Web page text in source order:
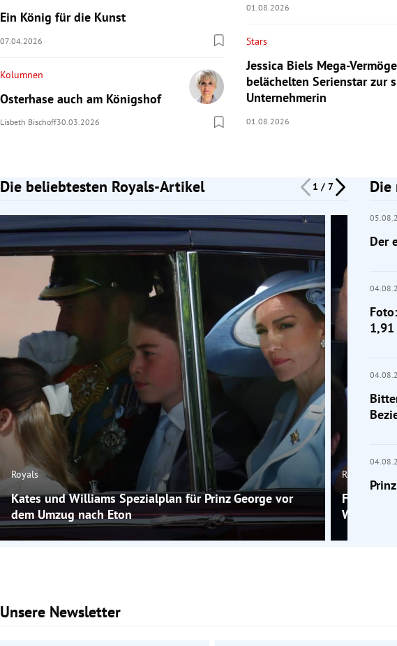
Ein König für die Kunst
07.04.2026
Kolumnen
Osterhase auch am Königshof
Lisbeth Bischoff30.03.2026
01.08.2026
Stars
Jessica Biels Mega-
belächelten Serienstar zur
Unternehmerin
01.08.2026
Die beliebtesten Royals-Artikel 1 / 7
Slide 1 von 7
Royals
Kates und Williams Spezialplan für Prinz George vor
dem Umzug nach Eton
Royals
Foto:
William
Die
Der
1,91
Unsere Newsletter
Slide 1 von 2